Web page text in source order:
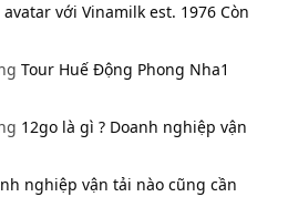
avatar với Vinamilk est. 1976 Còn
Tour Huế Động Phong Nha1
12go là gì ? Doanh nghiệp vận
nghiệp vận tải nào cũng cần